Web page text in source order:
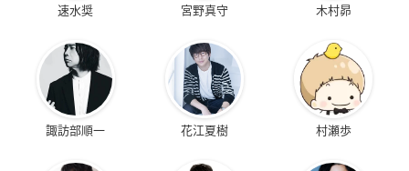
速水奨 宮野真守 木村昴
諏訪部順一 花江夏樹 村瀬歩